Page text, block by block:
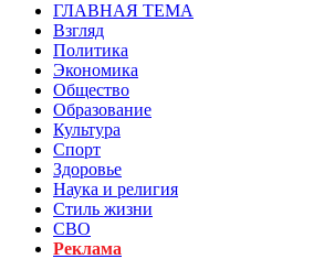
ГЛАВНАЯ ТЕМА
Взгляд
Политика
Экономика
Общество
Образование
Культура
Спорт
Здоровье
Наука и религия
Стиль жизни
СВО
Реклама